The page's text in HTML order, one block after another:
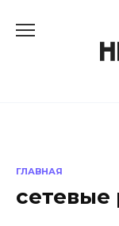
ГЛАВНАЯ
сетевые